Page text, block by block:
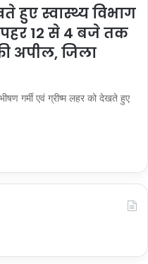
हुए स्वास्थ्य विभाग
12 से 4 बजे तक
अपील, जिला
गर्मी एवं ग्रीष्म लहर को देखते हुए